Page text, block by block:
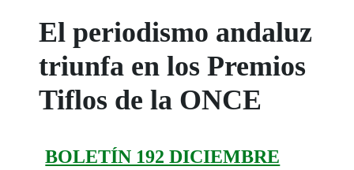
El periodismo andaluz
triunfa en los Premios
Tiflos de la ONCE
BOLETÍN 192 DICIEMBRE